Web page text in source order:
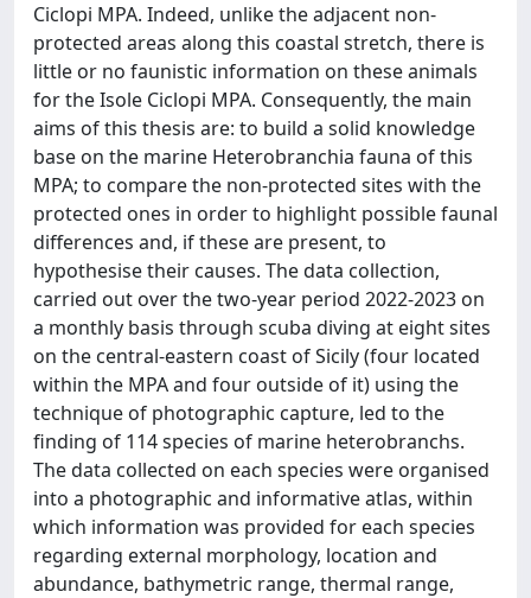
Ciclopi MPA. Indeed, unlike the adjacent non-
protected areas along this coastal stretch, there is
little or no faunistic information on these animals
for the Isole Ciclopi MPA. Consequently, the main
aims of this thesis are: to build a solid knowledge
base on the marine Heterobranchia fauna of this
MPA; to compare the non-protected sites with the
protected ones in order to highlight possible faunal
differences and, if these are present, to
hypothesise their causes. The data collection,
carried out over the two-year period 2022-2023 on
a monthly basis through scuba diving at eight sites
on the central-eastern coast of Sicily (four located
within the MPA and four outside of it) using the
technique of photographic capture, led to the
finding of 114 species of marine heterobranchs.
The data collected on each species were organised
into a photographic and informative atlas, within
which information was provided for each species
regarding external morphology, location and
abundance, bathymetric range, thermal range,